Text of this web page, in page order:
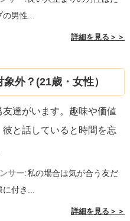
の男性...
詳細を見る＞＞
外？(21歳・女性）
達がいます。趣味や価値
と話していると時間を忘
サー:私の場合は気が合う友だ
に付き...
詳細を見る＞＞